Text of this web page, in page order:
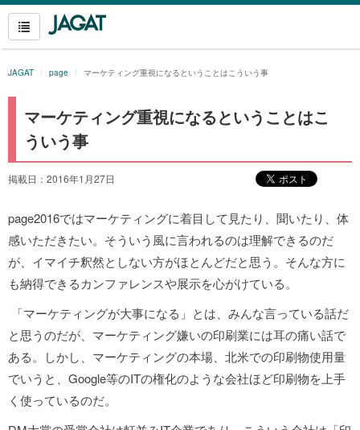
JAGAT page マーケティング重視になるということはこういう事
マーケティング重視になるということはこ
ういう事
掲載日：2016年1月27日
page2016ではマーケティングに着目して見たり、聞いたり、体
感いただきたい。そういう風に言われるのは理解できるのだ
が、イマイチ釈然としない方がほとんどだと思う。そんな方に
も納得できるカンファレンスや展示を心がけている。
「マーケティングが大事になる」とは、みんな言っている話だ
と思うのだが、マーケティング嫌いの印刷業には耳の痛い話で
ある。しかし、マーケティングの本場、北米での印刷物使用量
でいうと、Google等のITの権化のような会社ほど印刷物を上手
く使っているのだ。